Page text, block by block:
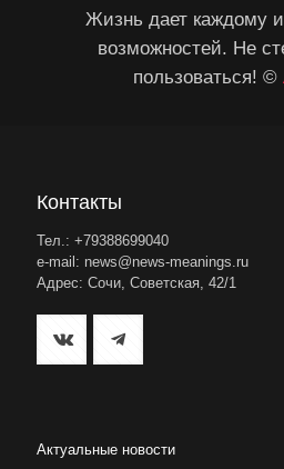
Жизнь дает каждому
возможностей. Не
пользоваться! ©
Контакты
Тел.: +79388699040
e-mail: news@news-meanings.ru
Адрес: Сочи, Советская, 42/1
Актуальные новости